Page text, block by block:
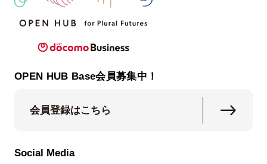
OPEN HUB Base会員募集中！
会員登録はこちら
Social Media